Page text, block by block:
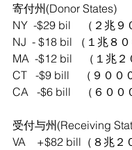
寄付州(Donor States)
NY  -$29 bil　（２兆９
NJ  - $18 bil （１兆８０
MA  -$12 bil　（１兆２
CT   -$9 bill　（９００
CA   -$6 bill　（６００
受付与州(Receiving
VA    +$82 bill（８兆２